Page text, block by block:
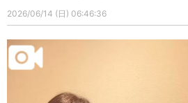
2026/06/14 (日) 06:46:36